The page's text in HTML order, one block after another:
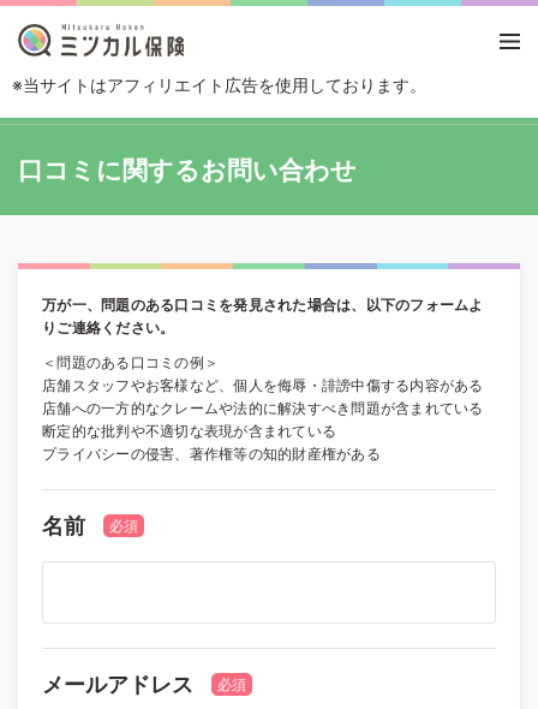
※当サイトはアフィリエイト広告を使用しております。
口コミに関するお問い合わせ
万が一、問題のある口コミを発見された場合は、以下のフォームよ
りご連絡ください。
＜問題のある口コミの例＞
店舗スタッフやお客様など、個人を侮辱・誹謗中傷する内容がある
店舗への一方的なクレームや法的に解決すべき問題が含まれている
断定的な批判や不適切な表現が含まれている
プライバシーの侵害、著作権等の知的財産権がある
名前 必須
メールアドレス 必須